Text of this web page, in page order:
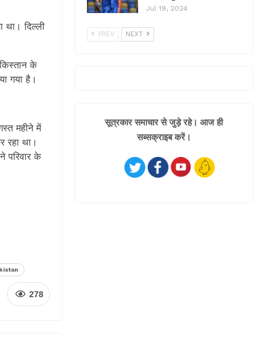
था। दिल्ली
के
गया है।
महीने में
रहा था।
परिवार के
278
Jul 19, 2024
PREV NEXT
सूत्रकार समाचार से जुड़े रहे। आज ही
सब्सक्राइब करें।